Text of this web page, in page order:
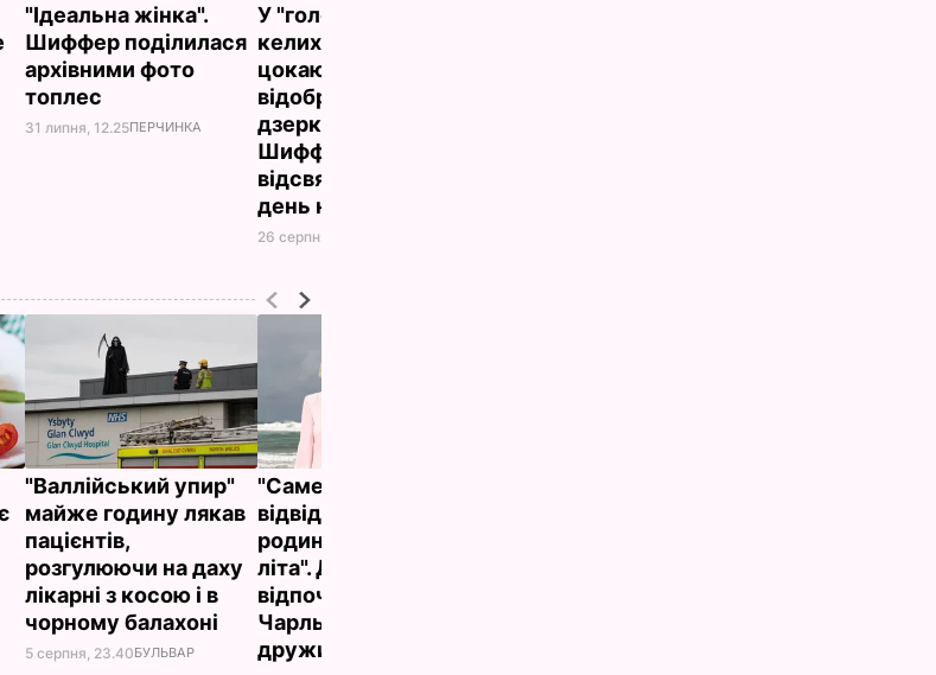
"Ідеальна жінка".
Шиффер поділилася
архівними фото
топлес
31 липня, 12.25ПЕРЧИНКА
У "голому" корсеті, з
келихом у руках,
цокаючись зі своїм
відображенням у
дзеркалі. Клаудія
Шиффер
відсвяткувала 51-й
день народження
26 серпня, 08.20
"Валлійський упир"
майже годину лякав
пацієнтів,
розгулюючи на даху
лікарні з косою і в
чорному балахоні
5 серпня, 23.40БУЛЬВАР
"Саме там його
відвідують члени
родини протягом
літа". Де
відпочивають
Чарльз III і його
дружина Камілла